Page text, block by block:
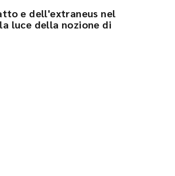
e dell'extraneus nel
luce della nozione di